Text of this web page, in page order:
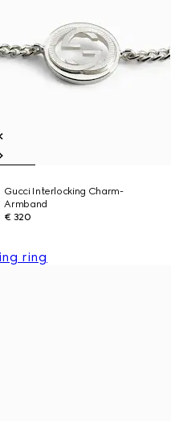
Gucci Interlocking Charm-
Armband
€ 320